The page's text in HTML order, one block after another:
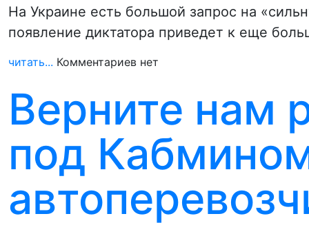
На Украине есть большой запрос на
появление диктатора приведет к еще
читать... Комментариев нет
Верните нам
под